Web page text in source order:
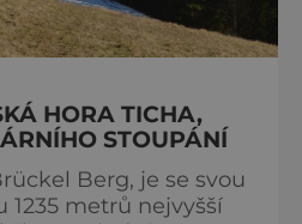
HORA TICHA,
STOUPÁNÍ
Berg, je se svou
1235 metrů nejvyšší